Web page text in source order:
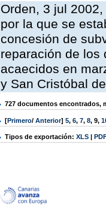
Orden, 3 jul
por la que se
concesión de
reparación de los
acaecidos en
y San Cristóbal
727 documentos encontrados,
[Primero/ Anterior] 5, 6, 7, 8, 9,
Tipos de exportación: XLS |